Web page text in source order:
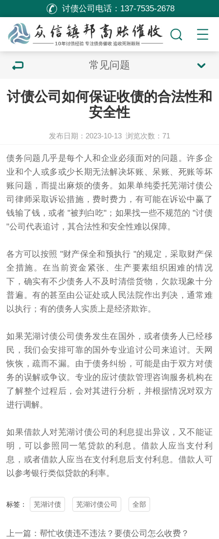
讨债公司电话： 137-7535-2678
常见问题
讨债公司如何保证收债的合法性和
安全性
发布日期：2023-10-13 浏览次数：71
债务问题几乎是每个人和企业必须面对的问题。许多企
业和个人或多或少长期无法解决坏账、呆账、死账等坏
账问题，而提出麻烦的债务。如果单纯委托芜湖讨债公
司律师采取诉讼措施，费时费力，有可能在诉讼中赢了
钱输了钱，或者 "被判白吃"；如果找一些不规范的 "讨债
"公司代表追讨，其合法性和安全性难以保障。
各方可以按照 "财产保全和预执行 "的规定，采取财产保
全措施。在当前资金紧张、生产要素组织困难的情况
下，确实有不少债务人不及时清偿货物，欠款现象十分
普遍。有的甚至由公证处或人民法院作出判决，通常难
以执行；有的债务人实质上是经济欺诈。
如果芜湖讨债公司债务发生在国外，或者债务人已经移
民，我们会安排可靠的国外专业追讨公司来追讨。天网
恢恢，疏而不漏。由于债务纠纷，可能是由于双方对债
务的误解或争议。专业的应讨债款管理咨询服务机构在
了解整个过程后，会对其进行分析，并根据情况对双方
进行调解。
如果借款人对芜湖讨债公司的利息提出异议，又不能证
明，可以参照同一笔贷款的利息。借款人应当支付利
息，或者借款人应当在支付利息后支付利息。借款人可
以参考银行类似贷款的利率。
标签： 芜湖讨债 芜湖讨债公司 全部
上一篇：帮忙收债违不违法？要债公司怎么收费？